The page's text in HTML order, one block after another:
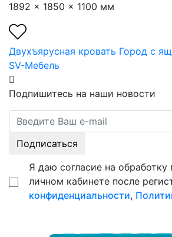
1892 x 1850 x 1100 мм
Двухъярусная кровать Город с
SV-Мебель
Подпишитесь на наши новости
Подписаться
Я даю согласие на
личном кабинете после
конфиденциальности,